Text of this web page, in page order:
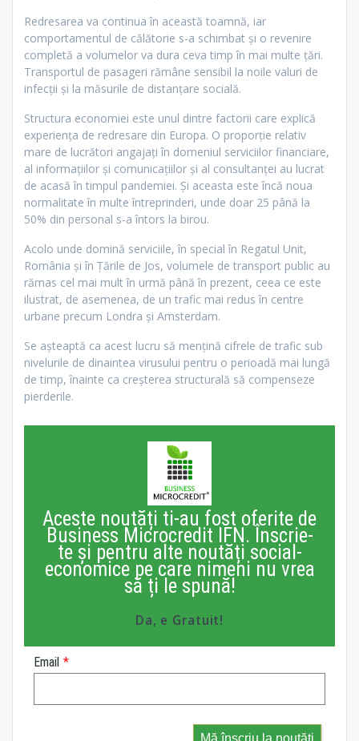
Redresarea va continua în această toamnă, iar
comportamentul de călătorie s-a schimbat și o revenire
completă a volumelor va dura ceva timp în mai multe țări.
Transportul de pasageri rămâne sensibil la noile valuri de
infecții și la măsurile de distanțare socială.
Structura economiei este unul dintre factorii care explică
experiența de redresare din Europa. O proporție relativ
mare de lucrători angajați în domeniul serviciilor financiare,
al informațiilor și comunicațiilor și al consultanței au lucrat
de acasă în timpul pandemiei. Și aceasta este încă noua
normalitate în multe întreprinderi, unde doar 25 până la
50% din personal s-a întors la birou.
Acolo unde domină serviciile, în special în Regatul Unit,
România și în Țările de Jos, volumele de transport public au
rămas cel mai mult în urmă până în prezent, ceea ce este
ilustrat, de asemenea, de un trafic mai redus în centre
urbane precum Londra și Amsterdam.
Se așteaptă ca acest lucru să mențină cifrele de trafic sub
nivelurile de dinaintea virusului pentru o perioadă mai lungă
de timp, înainte ca creșterea structurală să compenseze
pierderile.
Aceste noutăți ti-au fost oferite de
Business Microcredit IFN. Înscrie-
te și pentru alte noutăți social-
economice pe care nimeni nu vrea
să ți le spună!
Da, e Gratuit!
Email *
Mă înscriu la noutăți